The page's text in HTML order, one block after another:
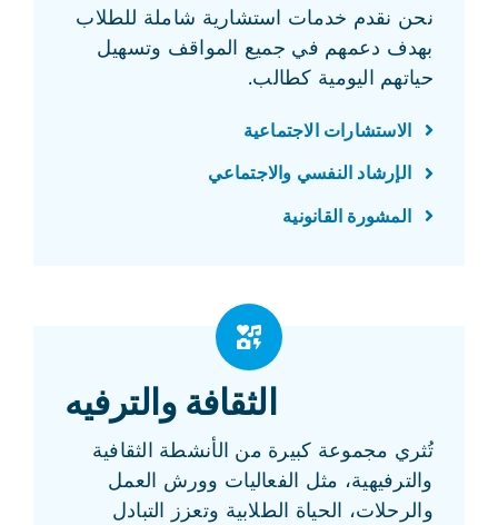
نحن نقدم خدمات استشارية شاملة للطلاب
بهدف دعمهم في جميع المواقف وتسهيل
حياتهم اليومية كطالب.
الاستشارات الاجتماعية
الإرشاد النفسي والاجتماعي
المشورة القانونية
الثقافة والترفيه
تُثري مجموعة كبيرة من الأنشطة الثقافية
والترفيهية، مثل الفعاليات وورش العمل
والرحلات، الحياة الطلابية وتعزز التبادل